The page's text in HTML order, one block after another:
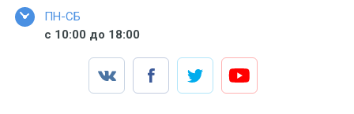
ПН-СБ
с 10:00 до 18:00